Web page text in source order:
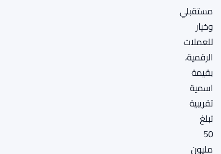
مستقبلي
وخيار
للعملات
الرقمية،
بقيمة
اسمية
تقريبية
تبلغ
50
مليون